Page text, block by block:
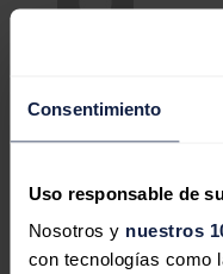
Consentimiento
Uso responsable de
Nosotros y nuestros
con tecnologías como
18/05/2024
8 megawatts.
Responder